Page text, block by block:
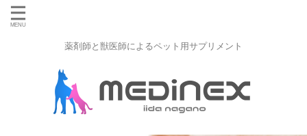
薬剤師と獣医師によるペット用サプリメント